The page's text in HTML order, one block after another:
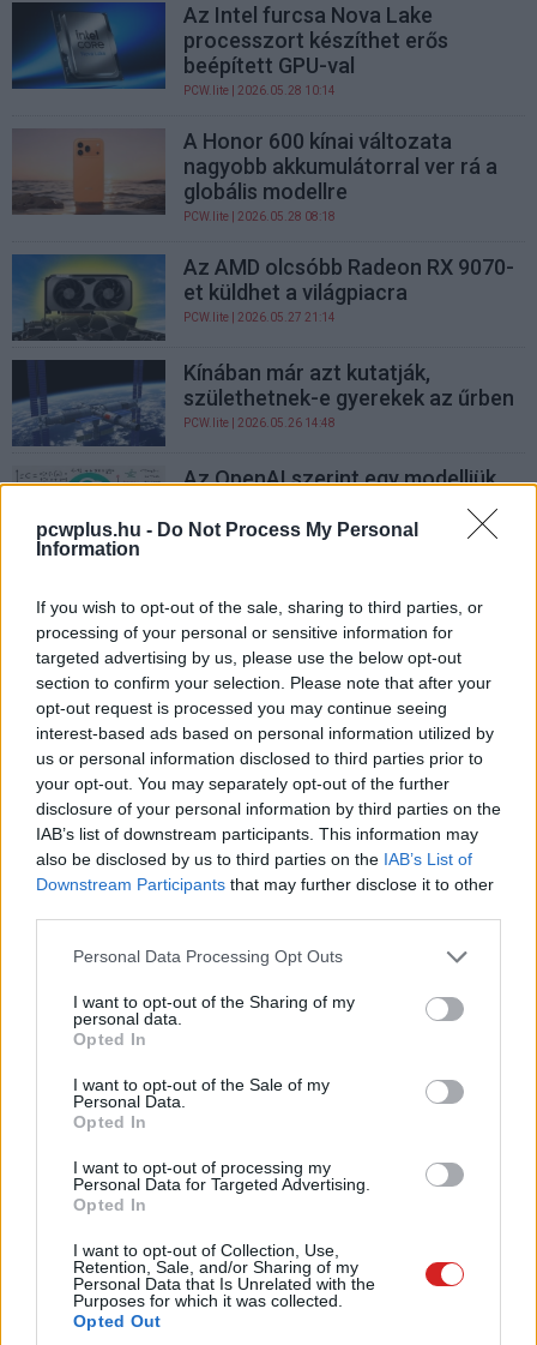
pcwplus.hu - Do Not Process My Personal
Information
If you wish to opt-out of the sale, sharing to third parties, or
processing of your personal or sensitive information for
targeted advertising by us, please use the below opt-out
section to confirm your selection. Please note that after your
opt-out request is processed you may continue seeing
interest-based ads based on personal information utilized by
us or personal information disclosed to third parties prior to
your opt-out. You may separately opt-out of the further
disclosure of your personal information by third parties on the
IAB’s list of downstream participants. This information may
also be disclosed by us to third parties on the IAB’s List of
Downstream Participants that may further disclose it to other
Please note that this website/app uses one or more Google
not limited to your visit or usage behaviour. You may click to
grant or deny consent to Google and its third-party tags to
use your data for below specified purposes in below Google
consent section.
Personal Data Processing Opt Outs
I want to opt-out of the Sharing of my
personal data.
Opted In
I want to opt-out of the Sale of my
Personal Data.
Opted In
I want to opt-out of processing my
Personal Data for Targeted Advertising.
Opted In
I want to opt-out of Collection, Use,
Retention, Sale, and/or Sharing of my
Personal Data that Is Unrelated with the
Purposes for which it was collected.
Opted Out
Az Intel furcsa Nova Lake
processzort készíthet erős
beépített GPU-val
PCW.lite | 2026.05.28 10:14
A Honor 600 kínai változata
nagyobb akkumulátorral ver rá a
globális modellre
PCW.lite | 2026.05.28 08:18
Az AMD olcsóbb Radeon RX 9070-
et küldhet a világpiacra
PCW.lite | 2026.05.27 21:14
Kínában már azt kutatják,
születhetnek-e gyerekek az űrben
PCW.lite | 2026.05.26 14:48
Az OpenAI szerint egy modelljük
matematikai problémát
Kisebb Ultra-modellt kaphat a
Galaxy S27 család
PCW.lite| 2026.05.21 13:16
Mindent a mesterséges
intelligenciára fűz fel a Google,
két új modell is bemutatkozott
PCW.pro| 2026.05.19 21:43
Ghost in the Shell billentyűzetet
kapnak a cyberpunk rajongók
PCW.lite | 2026.05.18 08:14
elindítja a munkafolyamataidat,
hogy te egyáltalán rájuk néznél
alól kieshetnek a kerekek
Fontos infók derültek ki az iPhone
18 Pro modellekről, miközben az
válogat
PCW.lite| 2026.05.07 15:31